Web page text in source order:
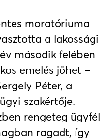
moratóriuma
a lakossági
második felében
emelés jöhet –
Péter, a
szakértője.
rengeteg ügyfél
ragadt, így